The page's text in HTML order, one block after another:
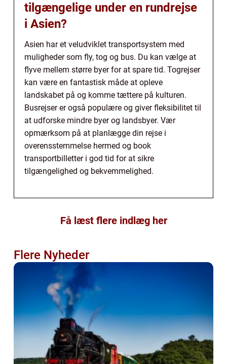
tilgængelige under en rundrejse
i Asien?
Asien har et veludviklet transportsystem med
muligheder som fly, tog og bus. Du kan vælge at
flyve mellem større byer for at spare tid. Togrejser
kan være en fantastisk måde at opleve
landskabet på og komme tættere på kulturen.
Busrejser er også populære og giver fleksibilitet til
at udforske mindre byer og landsbyer. Vær
opmærksom på at planlægge din rejse i
overensstemmelse hermed og book
transportbilletter i god tid for at sikre
tilgængelighed og bekvemmelighed.
Få læst flere indlæg her
Flere Nyheder